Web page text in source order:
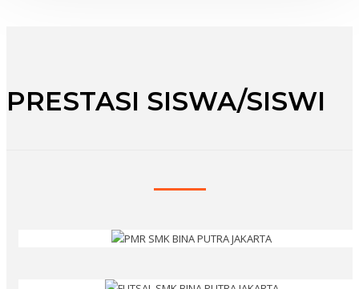
PRESTASI SISWA/SISWI